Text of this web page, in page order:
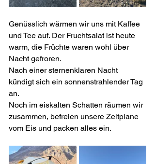
Genüsslich wärmen wir uns mit Kaffee
und Tee auf. Der Fruchtsalat ist heute
warm, die Früchte waren wohl über
Nacht gefroren.
Nach einer sternenklaren Nacht
kündigt sich ein sonnenstrahlender Tag
an.
Noch im eiskalten Schatten räumen wir
zusammen, befreien unsere Zeltplane
vom Eis und packen alles ein.